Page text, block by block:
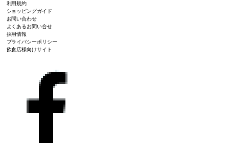
利用規約
ショッピングガイド
お問い合わせ
よくあるお問い合せ
採用情報
プライバシーポリシー
飲食店様向けサイト